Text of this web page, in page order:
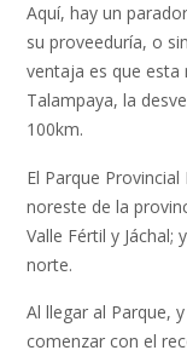
Aquí, hay un
su proveeduría, o
ventaja es que esta
Talampaya, la
100km.
El Parque
noreste de la
Valle Fértil y Jáchal;
norte.
Al llegar al Parque,
comenzar con el